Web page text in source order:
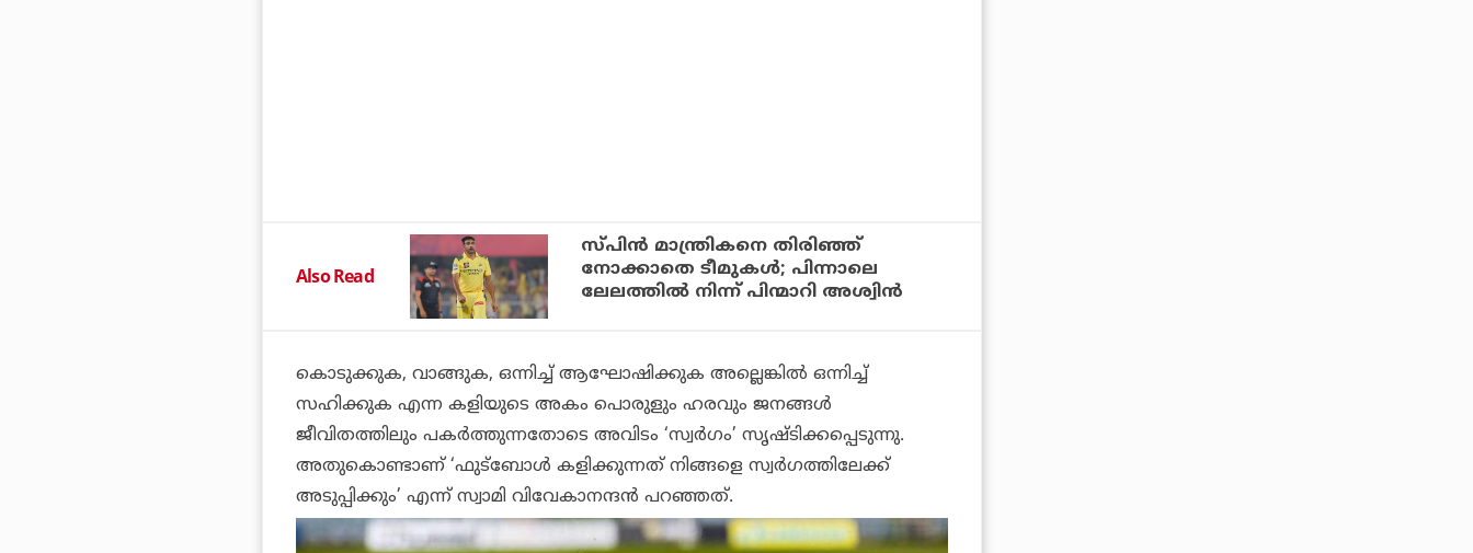
Also Read
സ്പിൻ മാന്ത്രികനെ തിരിഞ്ഞ്
നോക്കാതെ ടീമുകൾ; പിന്നാലെ
ലേലത്തിൽ നിന്ന് പിന്മാറി അശ്വിൻ
കൊടുക്കുക, വാങ്ങുക, ഒന്നിച്ച് ആഘോഷിക്കുക അല്ലെങ്കില്‍ ഒന്നിച്ച്
സഹിക്കുക എന്ന കളിയുടെ അകം പൊരുളും ഹരവും ജനങ്ങള്‍
ജീവിതത്തിലും പകര്‍ത്തുന്നതോടെ അവിടം ‘സ്വര്‍ഗം’ സൃഷ്ടിക്കപ്പെടുന്നു.
അതുകൊണ്ടാണ് ‘ഫുട്‌ബോള്‍ കളിക്കുന്നത് നിങ്ങളെ സ്വര്‍ഗത്തിലേക്ക്
അടുപ്പിക്കും’ എന്ന് സ്വാമി വിവേകാനന്ദന്‍ പറഞ്ഞത്.